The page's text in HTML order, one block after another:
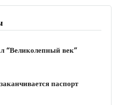
“Великолепный век”
паспорт